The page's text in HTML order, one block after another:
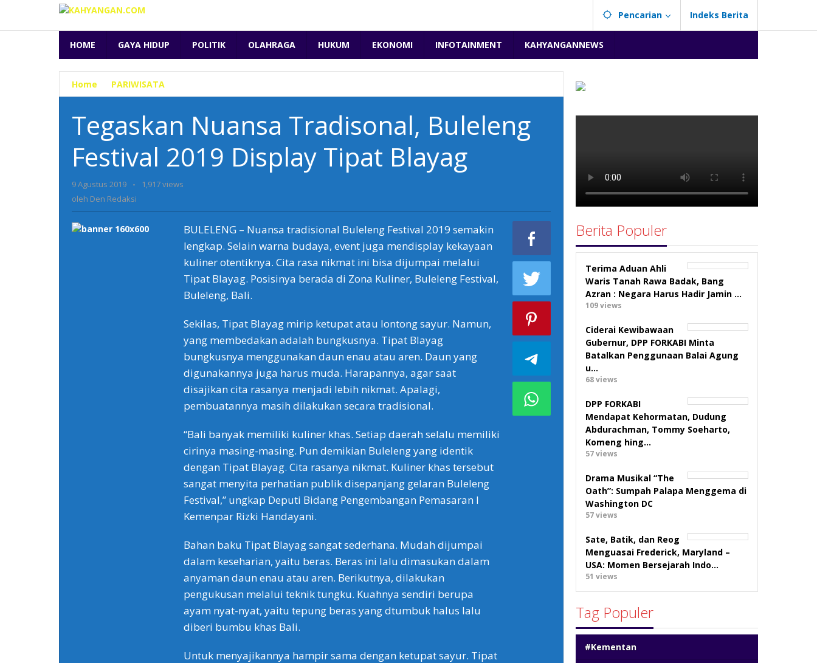
konten
Pencarian Indeks Berita
HOME GAYA HIDUP POLITIK OLAHRAGA HUKUM EKONOMI INFOTAINMENT KAHYANGANNEWS
Home PARIWISATA
Nuansa
Buleleng
Festival
2019
Display
Blayag
Tegaskan Nuansa Tradisonal, Buleleng
Festival 2019 Display Tipat Blayag
9 Agustus 2019
oleh
Den
-
1,917 views
oleh Den Redaksi
BULELENG – Nuansa tradisional Buleleng Festival 2019 semakin
lengkap. Selain warna budaya, event juga mendisplay kekayaan
kuliner otentiknya. Cita rasa nikmat ini bisa dijumpai melalui
Tipat Blayag. Posisinya berada di Zona Kuliner, Buleleng Festival,
Buleleng, Bali.
Sekilas, Tipat Blayag mirip ketupat atau lontong sayur. Namun,
yang membedakan adalah bungkusnya. Tipat Blayag
bungkusnya menggunakan daun enau atau aren. Daun yang
digunakannya juga harus muda. Harapannya, agar saat
disajikan cita rasanya menjadi lebih nikmat. Apalagi,
pembuatannya masih dilakukan secara tradisional.
“Bali banyak memiliki kuliner khas. Setiap daerah selalu memiliki
cirinya masing-masing. Pun demikian Buleleng yang identik
dengan Tipat Blayag. Cita rasanya nikmat. Kuliner khas tersebut
sangat menyita perhatian publik disepanjang gelaran Buleleng
Festival,” ungkap Deputi Bidang Pengembangan Pemasaran I
Kemenpar Rizki Handayani.
Bahan baku Tipat Blayag sangat sederhana. Mudah dijumpai
dalam keseharian, yaitu beras. Beras ini lalu dimasukan dalam
anyaman daun enau atau aren. Berikutnya, dilakukan
pengukusan melalui teknik tungku. Kuahnya sendiri berupa
ayam nyat-nyat, yaitu tepung beras yang dtumbuk halus lalu
diberi bumbu khas Bali.
Untuk menyajikannya hampir sama dengan ketupat sayur. Tipat
Berita Populer
Terima Aduan Ahli
Waris Tanah Rawa Badak, Bang
Azran : Negara Harus Hadir Jamin …
109 views
Ciderai Kewibawaan
Gubernur, DPP FORKABI Minta
Batalkan Penggunaan Balai Agung
u…
68 views
DPP FORKABI
Mendapat Kehormatan, Dudung
Abdurachman, Tommy Soeharto,
Komeng hing…
57 views
Drama Musikal “The
Oath”: Sumpah Palapa Menggema di
Washington DC
57 views
Sate, Batik, dan Reog
Menguasai Frederick, Maryland –
USA: Momen Bersejarah Indo…
51 views
Tag Populer
#Kementan